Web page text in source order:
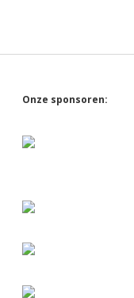
Sidebar
Onze sponsoren: